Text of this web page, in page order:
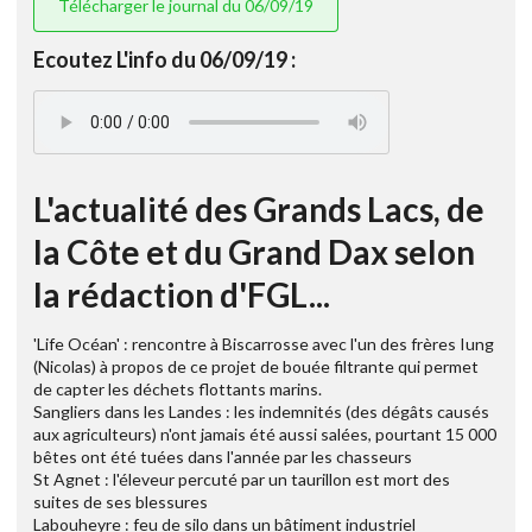
Télécharger le journal du 06/09/19
Ecoutez L'info du 06/09/19 :
L'actualité des Grands Lacs, de
la Côte et du Grand Dax selon
la rédaction d'FGL...
'Life Océan' : rencontre à Biscarrosse avec l'un des frères Iung
(Nicolas) à propos de ce projet de bouée filtrante qui permet
de capter les déchets flottants marins.
Sangliers dans les Landes : les indemnités (des dégâts causés
aux agriculteurs) n'ont jamais été aussi salées, pourtant 15 000
bêtes ont été tuées dans l'année par les chasseurs
St Agnet : l'éleveur percuté par un taurillon est mort des
suites de ses blessures
Labouheyre : feu de silo dans un bâtiment industriel